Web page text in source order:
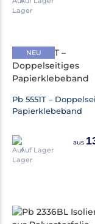
NEU
Pb 5551T –
Papierklebeband
Auf Lager
aus